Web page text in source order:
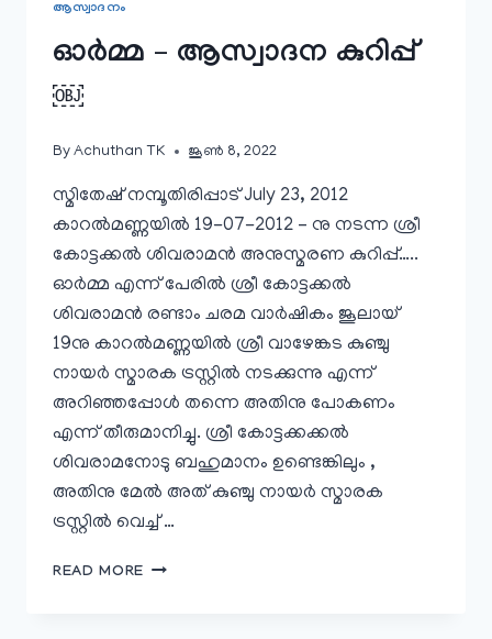
ആസ്വാദനം
ഓര്‍മ്മ – ആസ്വാദന കുറിപ്പ്
￼
By Achuthan TK ജൂൺ 8, 2022
സ്മിതേഷ് നമ്പൂതിരിപ്പാട് July 23, 2012
കാറല്‍മണ്ണയില്‍ 19-07-2012 – നു നടന്ന ശ്രീ
കോട്ടക്കല്‍ ശിവരാമന്‍ അനുസ്മരണ കുറിപ്പ്…..
ഓര്‍മ്മ എന്ന് പേരില്‍ ശ്രീ കോട്ടക്കല്‍
ശിവരാമന്‍ രണ്ടാം ചരമ വാര്‍ഷികം ജൂലായ്‌
19നു കാറല്‍മണ്ണയില്‍ ശ്രീ വാഴേങ്കട കുഞ്ചു
നായര്‍ സ്മാരക ട്രസ്റ്റില്‍ നടക്കുന്നു എന്ന്
അറിഞ്ഞപ്പോള്‍ തന്നെ അതിനു പോകണം
എന്ന് തീരുമാനിച്ചു. ശ്രീ കോട്ടക്കക്കല്‍
ശിവരാമനോടു ബഹുമാനം ഉണ്ടെങ്കിലും ,
അതിനു മേല്‍ അത് കുഞ്ചു നായര്‍ സ്മാരക
ട്രസ്റ്റില്‍ വെച്ച് …
READ MORE ഓര്‍മ്മ